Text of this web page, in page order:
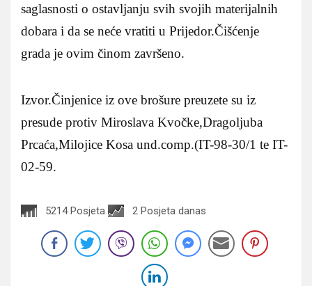
saglasnosti o ostavljanju svih svojih materijalnih
dobara i da se neće vratiti u Prijedor.Čišćenje
grada je ovim činom završeno.
Izvor.Činjenice iz ove brošure preuzete su iz
presude protiv Miroslava Kvočke,Dragoljuba
Prcaća,Milojice Kosa und.comp.(IT-98-30/1 te IT-
02-59.
5214 Posjeta 2 Posjeta danas